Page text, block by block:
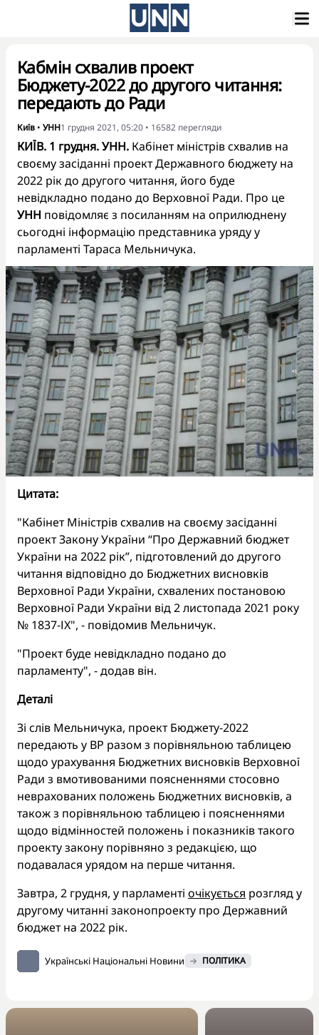
Кабмін схвалив проект
Бюджету-2022 до другого читання:
передають до Ради
Київ • УНН1 грудня 2021, 05:20 • 16582 перегляди
КИЇВ. 1 грудня. УНН. Кабінет міністрів схвалив на
своєму засіданні проект Державного бюджету на
2022 рік до другого читання, його буде
невідкладно подано до Верховної Ради. Про це
УНН повідомляє з посиланням на оприлюднену
сьогодні інформацію представника уряду у
парламенті Тараса Мельничука.
Цитата:
"Кабінет Міністрів схвалив на своєму засіданні
проект Закону України “Про Державний бюджет
України на 2022 рік”, підготовлений до другого
читання відповідно до Бюджетних висновків
Верховної Ради України, схвалених постановою
Верховної Ради України від 2 листопада 2021 року
№ 1837-ІХ", - повідомив Мельничук.
"Проект буде невідкладно подано до
парламенту", - додав він.
Деталі
Зі слів Мельничука, проект Бюджету-2022
передають у ВР разом з порівняльною таблицею
щодо урахування Бюджетних висновків Верховної
Ради з вмотивованими поясненнями стосовно
неврахованих положень Бюджетних висновків, а
також з порівняльною таблицею і поясненнями
щодо відмінностей положень і показників такого
проекту закону порівняно з редакцією, що
подавалася урядом на перше читання.
Завтра, 2 грудня, у парламенті очікується розгляд у
другому читанні законопроекту про Державний
бюджет на 2022 рік.
Українські Національні Новини ПОЛІТИКА